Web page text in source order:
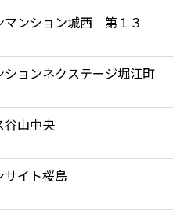
マンション城西 第１３
ションネクステージ堀江町
谷山中央
サイト桜島